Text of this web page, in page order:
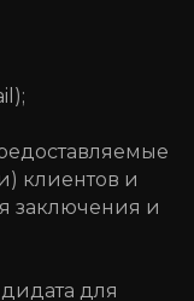
клиентов и
заключения и
для